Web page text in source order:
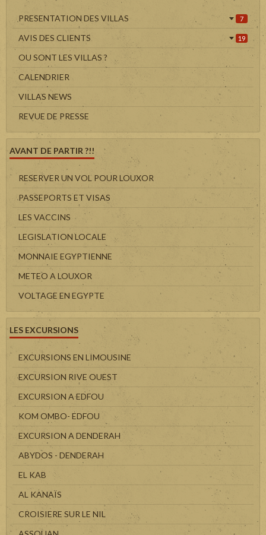
PRESENTATION DES VILLAS 7
AVIS DES CLIENTS 19
OU SONT LES VILLAS ?
CALENDRIER
VILLAS NEWS
REVUE DE PRESSE
AVANT DE PARTIR ?!!
RESERVER UN VOL POUR LOUXOR
PASSEPORTS ET VISAS
LES VACCINS
LEGISLATION LOCALE
MONNAIE EGYPTIENNE
METEO A LOUXOR
VOLTAGE EN EGYPTE
LES EXCURSIONS
EXCURSIONS EN LIMOUSINE
EXCURSION RIVE OUEST
EXCURSION A EDFOU
KOM OMBO- EDFOU
EXCURSION A DENDERAH
ABYDOS - DENDERAH
EL KAB
AL KANAÏS
CROISIERE SUR LE NIL